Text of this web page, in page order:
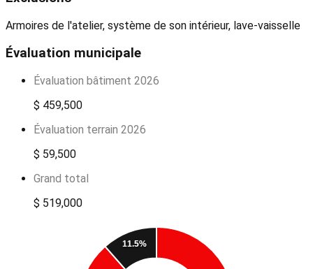
Armoires de l'atelier, système de son intérieur, lave-vaisselle
Évaluation municipale
Évaluation bâtiment 2026
$ 459,500
Évaluation terrain 2026
$ 59,500
Grand total
$ 519,000
11.5%